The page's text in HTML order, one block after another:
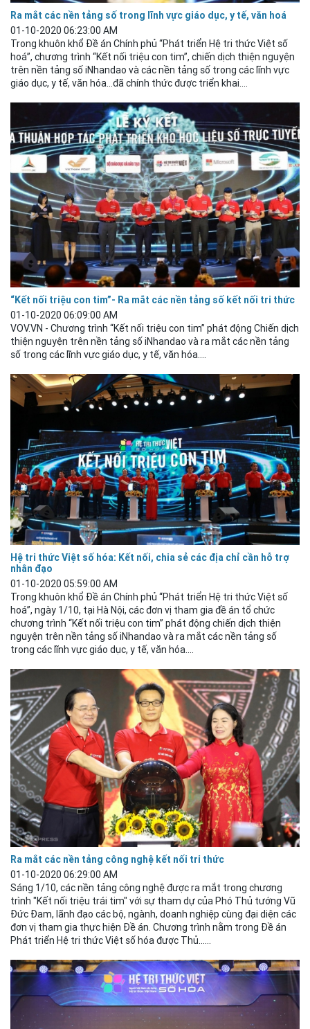
Ra mắt các nền tảng số trong lĩnh vực giáo dục, y tế, văn hoá​
01-10-2020 06:23:00 AM
Trong khuôn khổ Đề án Chính phủ “Phát triển Hệ tri thức Việt số
hoá”, chương trình “Kết nối triệu con tim”, chiến dịch thiện nguyện
trên nền tảng số iNhandao và các nền tảng số trong các lĩnh vực
giáo dục, y tế, văn hóa…đã chính thức được triển khai....
“Kết nối triệu con tim”- Ra mắt các nền tảng số kết nối tri thức
01-10-2020 06:09:00 AM
VOV.VN - Chương trình “Kết nối triệu con tim” phát động Chiến dịch
thiện nguyện trên nền tảng số iNhandao và ra mắt các nền tảng
số trong các lĩnh vực giáo dục, y tế, văn hóa....
Hệ tri thức Việt số hóa: Kết nối, chia sẻ các địa chỉ cần hỗ trợ
nhân đạo
01-10-2020 05:59:00 AM
Trong khuôn khổ Đề án Chính phủ “Phát triển Hệ tri thức Việt số
hoá”, ngày 1/10, tại Hà Nội, các đơn vị tham gia đề án tổ chức
chương trình “Kết nối triệu con tim” phát động chiến dịch thiện
nguyện trên nền tảng số iNhandao và ra mắt các nền tảng số
trong các lĩnh vực giáo dục, y tế, văn hóa....
Ra mắt các nền tảng công nghệ kết nối tri thức
01-10-2020 06:29:00 AM
Sáng 1/10, các nền tảng công nghệ được ra mắt trong chương
trình "Kết nối triệu trái tim" với sự tham dự của Phó Thủ tướng Vũ
Đức Đam, lãnh đạo các bộ, ngành, doanh nghiệp cùng đại diện các
đơn vị tham gia thực hiện Đề án. Chương trình nằm trong Đề án
Phát triển Hệ tri thức Việt số hóa được Thủ......